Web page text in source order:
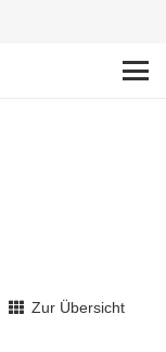
Zur Übersicht